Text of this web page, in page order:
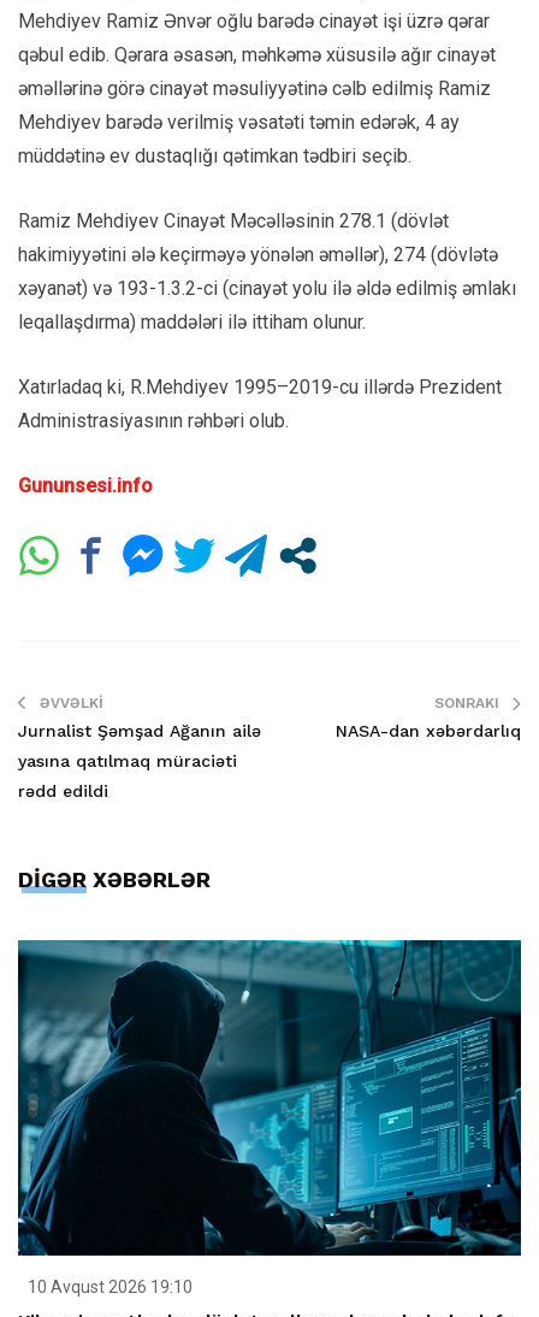
Mehdiyev Ramiz Ənvər oğlu barədə cinayət işi üzrə qərar
qəbul edib. Qərara əsasən, məhkəmə xüsusilə ağır cinayət
əməllərinə görə cinayət məsuliyyətinə cəlb edilmiş Ramiz
Mehdiyev barədə verilmiş vəsatəti təmin edərək, 4 ay
müddətinə ev dustaqlığı qətimkan tədbiri seçib.
Ramiz Mehdiyev Cinayət Məcəlləsinin 278.1 (dövlət
hakimiyyətini ələ keçirməyə yönələn əməllər), 274 (dövlətə
xəyanət) və 193-1.3.2-ci (cinayət yolu ilə əldə edilmiş əmlakı
leqallaşdırma) maddələri ilə ittiham olunur.
Xatırladaq ki, R.Mehdiyev 1995–2019-cu illərdə Prezident
Administrasiyasının rəhbəri olub.
Gununsesi.info
ƏVVƏLKI
Jurnalist Şəmşad Ağanın ailə
yasına qatılmaq müraciəti
rədd edildi
SONRAKI
NASA-dan xəbərdarlıq
DİGƏR XƏBƏRLƏR
10 Avqust 2026 19:10